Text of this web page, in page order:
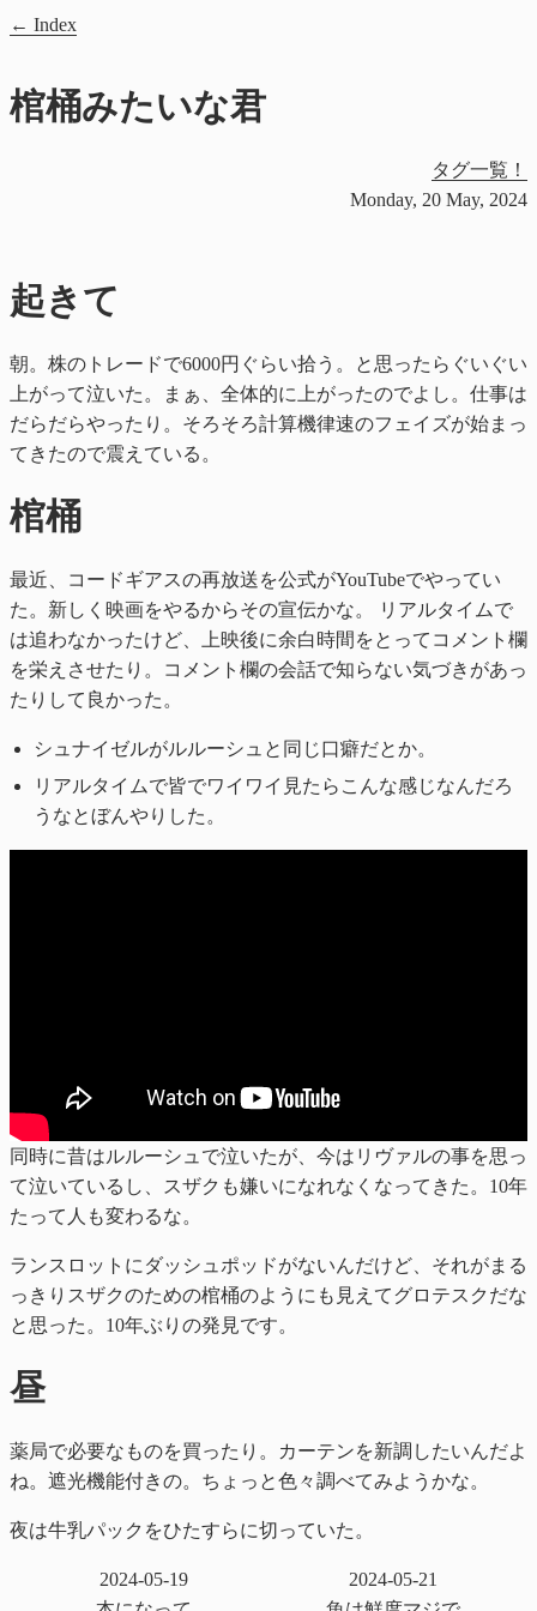
Index
棺桶みたいな君
タグ一覧！
Monday, 20 May, 2024
起きて
朝。株のトレードで6000円ぐらい拾う。と思ったらぐいぐい
上がって泣いた。まぁ、全体的に上がったのでよし。仕事は
だらだらやったり。そろそろ計算機律速のフェイズが始まっ
てきたので震えている。
棺桶
最近、コードギアスの再放送を公式がYouTubeでやってい
た。新しく映画をやるからその宣伝かな。 リアルタイムで
は追わなかったけど、上映後に余白時間をとってコメント欄
を栄えさせたり。コメント欄の会話で知らない気づきがあっ
たりして良かった。
シュナイゼルがルルーシュと同じ口癖だとか。
リアルタイムで皆でワイワイ見たらこんな感じなんだろ
うなとぼんやりした。
同時に昔はルルーシュで泣いたが、今はリヴァルの事を思っ
て泣いているし、スザクも嫌いになれなくなってきた。10年
たって人も変わるな。
ランスロットにダッシュポッドがないんだけど、それがまる
っきりスザクのための棺桶のようにも見えてグロテスクだな
と思った。10年ぶりの発見です。
昼
薬局で必要なものを買ったり。カーテンを新調したいんだよ
ね。遮光機能付きの。ちょっと色々調べてみようかな。
夜は牛乳パックをひたすらに切っていた。
2024-05-19
2024-05-21